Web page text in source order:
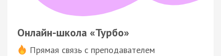
Онлайн-школа «Турбо»
Прямая связь с преподавателем